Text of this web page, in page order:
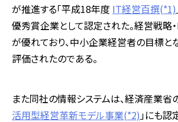
が推進する「平成18年度 IT経営百撰(*1)
優秀賞企業として認定された。経営戦略
が優れており、中小企業経営者の目標と
評価されたのである。
また同社の情報システムは、経済産業省
活用型経営革新モデル事業(*2) 」にも認